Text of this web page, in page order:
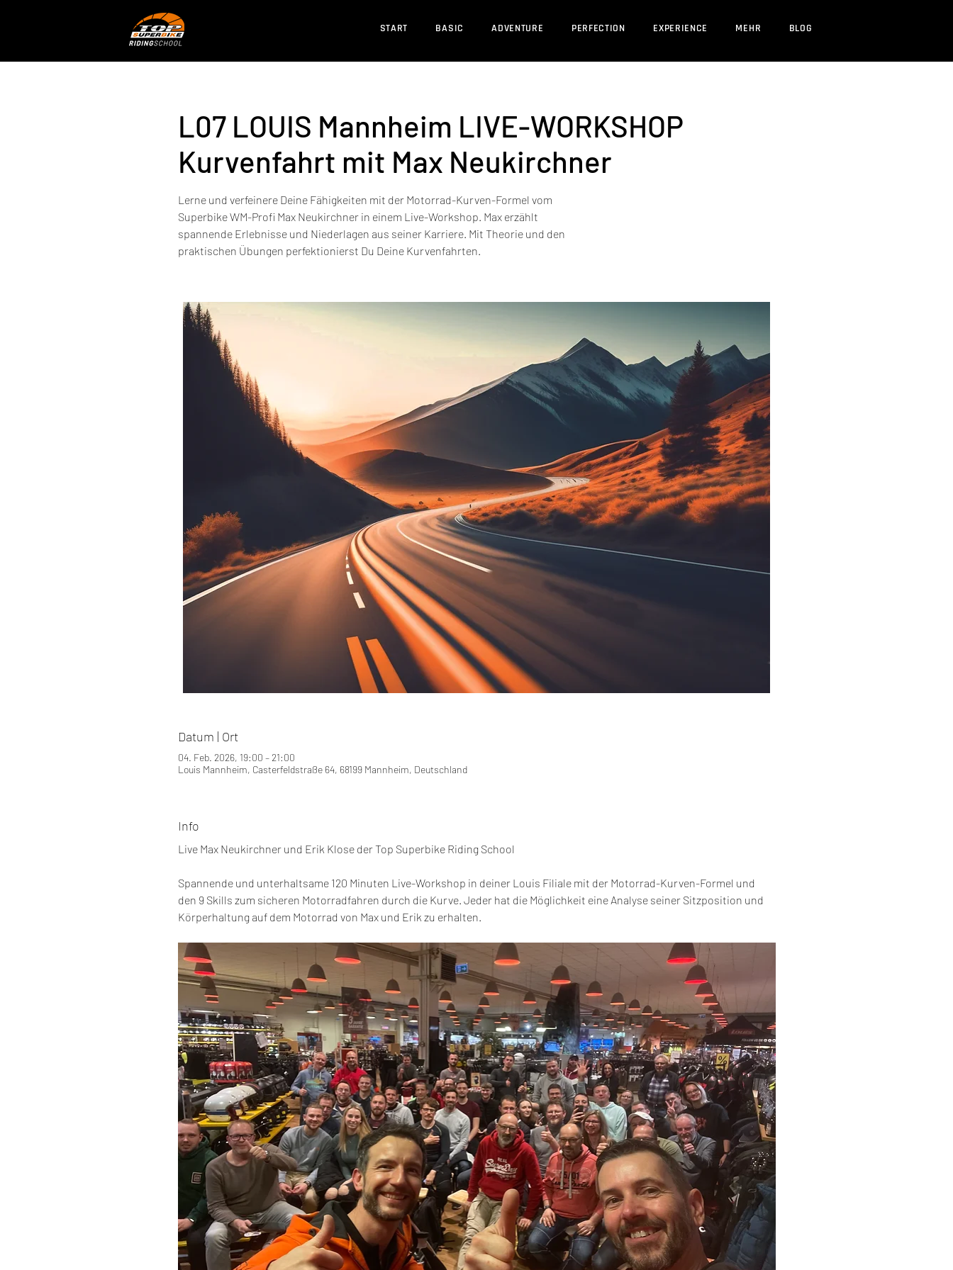
START BASIC ADVENTURE PERFECTION EXPERIENCE MEHR BLOG
L07 LOUIS Mannheim LIVE-WORKSHOP
Kurvenfahrt mit Max Neukirchner
Lerne und verfeinere Deine Fähigkeiten mit der Motorrad-Kurven-Formel vom
Superbike WM-Profi Max Neukirchner in einem Live-Workshop. Max erzählt
spannende Erlebnisse und Niederlagen aus seiner Karriere. Mit Theorie und den
praktischen Übungen perfektionierst Du Deine Kurvenfahrten.
Datum | Ort
04. Feb. 2026, 19:00 – 21:00
Louis Mannheim, Casterfeldstraße 64, 68199 Mannheim, Deutschland
Info
Live Max Neukirchner und Erik Klose der Top Superbike Riding School
Spannende und unterhaltsame 120 Minuten Live-Workshop in deiner Louis Filiale mit der Motorrad-Kurven-Formel und
den 9 Skills zum sicheren Motorradfahren durch die Kurve. Jeder hat die Möglichkeit eine Analyse seiner Sitzposition und
Körperhaltung auf dem Motorrad von Max und Erik zu erhalten.